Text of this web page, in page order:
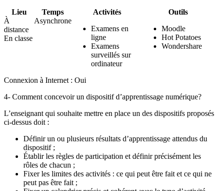
Lieu
Temps Activités
Outils
À
distance
En classe
Asynchrone
Examens en
ligne
Examens
surveillés sur
ordinateur
Moodle
Hot Potatoes
Wondershare
Connexion à Internet : Oui
4- Comment concevoir un dispositif d’apprentissage numérique?
L’enseignant qui souhaite mettre en place un des dispositifs proposés
ci-dessus doit :
Définir un ou plusieurs résultats d’apprentissage attendus du
dispositif ;
Établir les règles de participation et définir précisément les
rôles de chacun ;
Fixer les limites des activités : ce qui peut être fait et ce qui ne
peut pas être fait ;